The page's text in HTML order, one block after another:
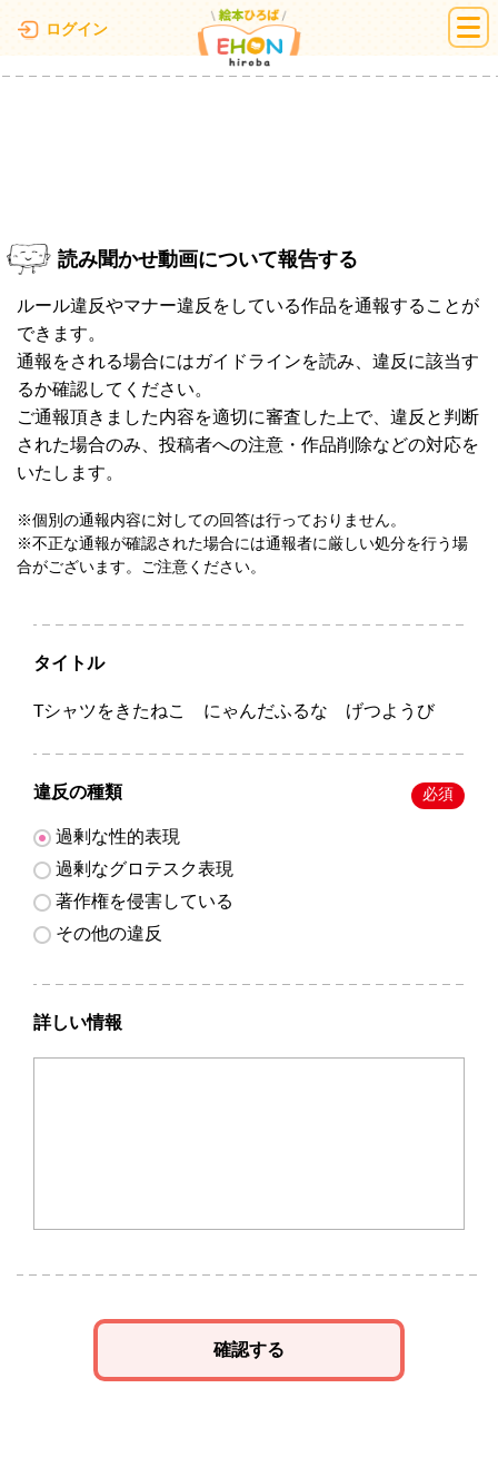
ログイン 絵本ひろば
読み聞かせ動画について報告する
ルール違反やマナー違反をしている作品を通報することが
できます。
通報をされる場合にはガイドラインを読み、違反に該当す
るか確認してください。
ご通報頂きました内容を適切に審査した上で、違反と判断
された場合のみ、投稿者への注意・作品削除などの対応を
いたします。
※個別の通報内容に対しての回答は行っておりません。
※不正な通報が確認された場合には通報者に厳しい処分を行う場
合がございます。ご注意ください。
タイトル
Tシャツをきたねこ にゃんだふるな げつようび
違反の種類 必須
過剰な性的表現
過剰なグロテスク表現
著作権を侵害している
その他の違反
詳しい情報
確認する